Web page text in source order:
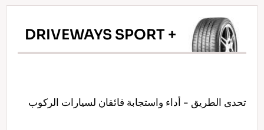
DRIVEWAYS SPORT +
تحدى الطريق - أداء واستجابة فائقان لسيارات الركوب